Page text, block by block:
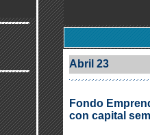
Abril 23
Fondo
con capital